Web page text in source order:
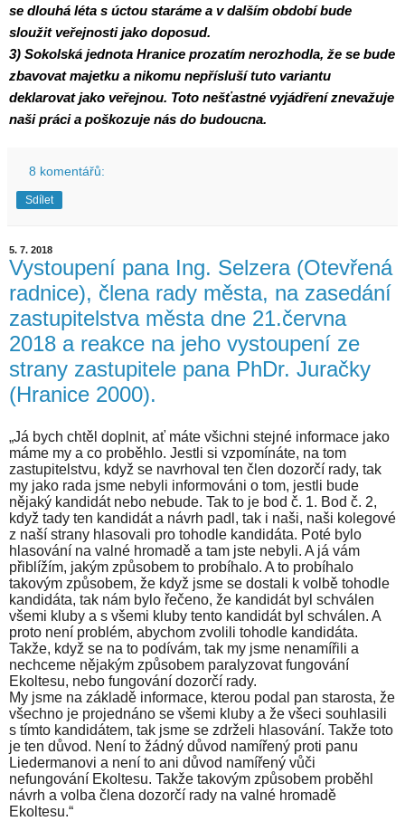
se dlouhá léta s úctou staráme a v dalším období bude
sloužit veřejnosti jako doposud.
3) Sokolská jednota Hranice prozatím nerozhodla, že se bude
zbavovat majetku a nikomu nepřísluší tuto variantu
deklarovat jako veřejnou. Toto nešťastné vyjádření znevažuje
naši práci a poškozuje nás do budoucna.
8 komentářů:
Sdílet
5. 7. 2018
Vystoupení pana Ing. Selzera (Otevřená
radnice), člena rady města, na zasedání
zastupitelstva města dne 21.června
2018 a reakce na jeho vystoupení ze
strany zastupitele pana PhDr. Juračky
(Hranice 2000).
„Já bych chtěl doplnit, ať máte všichni stejné informace jako
máme my a co proběhlo. Jestli si vzpomínáte, na tom
zastupitelstvu, když se navrhoval ten člen dozorčí rady, tak
my jako rada jsme nebyli informováni o tom, jestli bude
nějaký kandidát nebo nebude. Tak to je bod č. 1. Bod č. 2,
když tady ten kandidát a návrh padl, tak i naši, naši kolegové
z naší strany hlasovali pro tohodle kandidáta. Poté bylo
hlasování na valné hromadě a tam jste nebyli. A já vám
přiblížím, jakým způsobem to probíhalo. A to probíhalo
takovým způsobem, že když jsme se dostali k volbě tohodle
kandidáta, tak nám bylo řečeno, že kandidát byl schválen
všemi kluby a s všemi kluby tento kandidát byl schválen. A
proto není problém, abychom zvolili tohodle kandidáta.
Takže, když se na to podívám, tak my jsme nenamířili a
nechceme nějakým způsobem paralyzovat fungování
Ekoltesu, nebo fungování dozorčí rady.
My jsme na základě informace, kterou podal pan starosta, že
všechno je projednáno se všemi kluby a že všeci souhlasili
s tímto kandidátem, tak jsme se zdrželi hlasování. Takže toto
je ten důvod. Není to žádný důvod namířený proti panu
Liedermanovi a není to ani důvod namířený vůči
nefungování Ekoltesu. Takže takovým způsobem proběhl
návrh a volba člena dozorčí rady na valné hromadě
Ekoltesu.“